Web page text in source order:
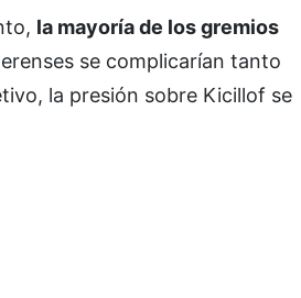
la mayoría de los gremios
se complicarían tanto
la presión sobre Kicillof se